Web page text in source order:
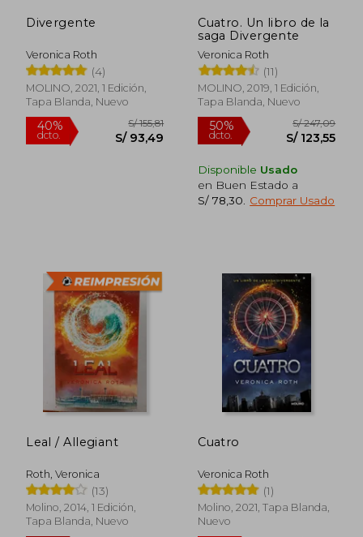
Divergente
Veronica Roth
(4)
MOLINO, 2021, 1 Edición,
Tapa Blanda, Nuevo
dcto.
Cuatro. Un libro de la
saga Divergente
Veronica Roth
(11)
MOLINO, 2019, 1 Edición,
Tapa Blanda, Nuevo
dcto.
Disponible Usado
en Buen Estado a
S/ 78,30
Comprar Usado
Leal / Allegiant
Roth, Veronica
(13)
Molino, 2014, 1 Edición,
Tapa Blanda, Nuevo
Cuatro
Veronica Roth
(1)
Molino, 2021, Tapa Blanda,
Nuevo